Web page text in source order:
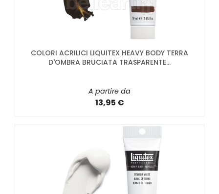
COLORI ACRILICI LIQUITEX HEAVY BODY TERRA
D'OMBRA BRUCIATA TRASPARENTE...
A partire da
13,95 €